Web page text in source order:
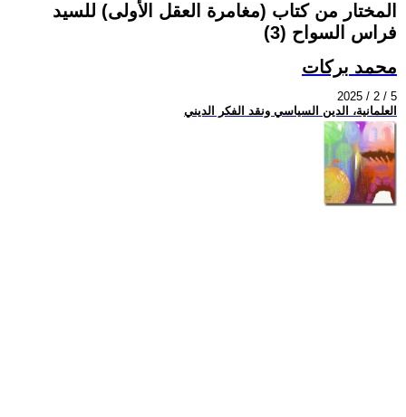
المختار من كتاب (مغامرة العقل الأولى) للسيد
فراس السواح (3)
محمد بركات
2025 / 2 / 5
العلمانية، الدين السياسي ونقد الفكر الديني